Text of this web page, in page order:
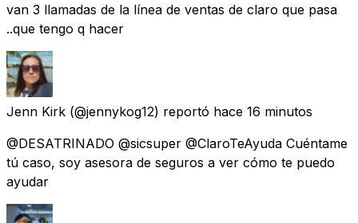
van 3 llamadas de la línea de ventas de claro que pasa
..que tengo q hacer
Jenn Kirk (@jennykog12) reportó hace 16 minutos
@DESATRINADO @sicsuper @ClaroTeAyuda Cuéntame
tú caso, soy asesora de seguros a ver cómo te puedo
ayudar